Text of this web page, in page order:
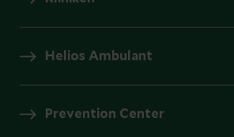
Helios Ambulant
Prevention Center